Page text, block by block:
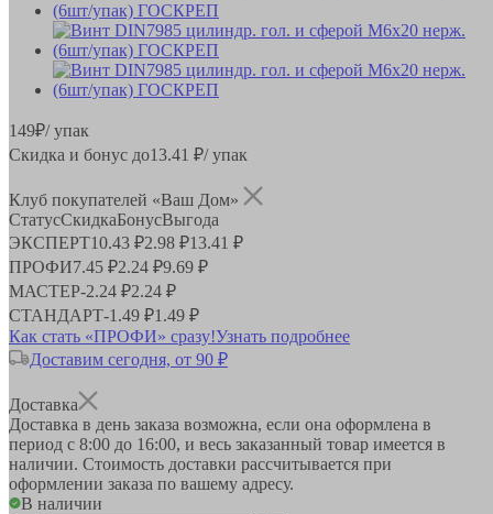
149₽/ упак
Скидка и бонус до13.41 ₽/ упак
Клуб покупателей «Ваш Дом»
СтатусСкидкаБонусВыгода
ЭКСПЕРТ10.43 ₽2.98 ₽13.41 ₽
ПРОФИ7.45 ₽2.24 ₽9.69 ₽
МАСТЕР-2.24 ₽2.24 ₽
СТАНДАРТ-1.49 ₽1.49 ₽
Как стать «ПРОФИ» сразу!Узнать подробнее
Доставим сегодня, от 90 ₽
Доставка
Доставка в день заказа возможна, если она оформлена в
период с 8:00 до 16:00, и весь заказанный товар имеется в
наличии. Стоимость доставки рассчитывается при
оформлении заказа по вашему адресу.
В наличии